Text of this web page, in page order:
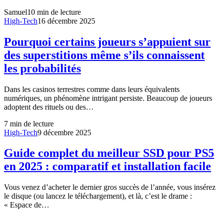
Samuel10 min de lecture
High-Tech16 décembre 2025
Pourquoi certains joueurs s’appuient sur
des superstitions même s’ils connaissent
les probabilités
Dans les casinos terrestres comme dans leurs équivalents
numériques, un phénomène intrigant persiste. Beaucoup de joueurs
adoptent des rituels ou des…
7 min de lecture
High-Tech9 décembre 2025
Guide complet du meilleur SSD pour PS5
en 2025 : comparatif et installation facile
Vous venez d’acheter le dernier gros succès de l’année, vous insérez
le disque (ou lancez le téléchargement), et là, c’est le drame :
« Espace de…